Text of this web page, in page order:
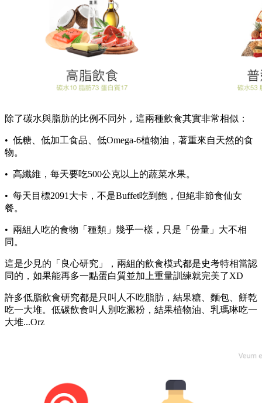
除了碳水與脂肪的比例不同外，這兩種飲食其實非常相似：
• 低糖、低加工食品、低Omega-6植物油，著重來自天然的食
物。
• 高纖維，每天要吃500公克以上的蔬菜水果。
• 每天目標2091大卡，不是Buffet吃到飽，但絕非節食仙女
餐。
• 兩組人吃的食物「種類」幾乎一樣，只是「份量」大不相
同。
這是少見的「良心研究」，兩組的飲食模式都是史考特相當認
同的，如果能再多一點蛋白質並加上重量訓練就完美了XD
許多低脂飲食研究都是只叫人不吃脂肪，結果糖、麵包、餅乾
吃一大堆。低碳飲食叫人別吃澱粉，結果植物油、乳瑪琳吃一
大堆...Orz